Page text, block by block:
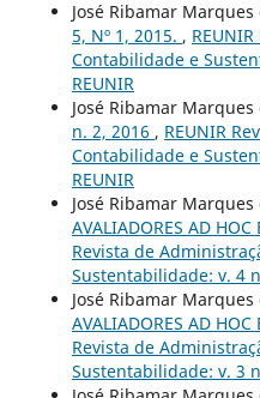
José Ribamar
5, Nº 1, 2015. ,
Contabilidade e
REUNIR
José Ribamar
n. 2, 2016 , REUNIR
Contabilidade e
REUNIR
José Ribamar
AVALIADORES AD HOC
Revista de
Sustentabilidade: v. 4
José Ribamar
AVALIADORES AD HOC
Revista de
Sustentabilidade: v. 3